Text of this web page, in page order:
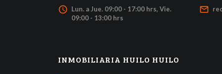
access_time Lun. a Jue. 09:00 - 17:00 hrs, Vie.
09:00 - 13:00 hrs
mail_outline
INMOBILIARIA HUILO HUILO